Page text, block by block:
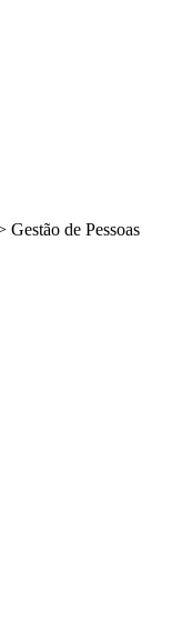
Gestão de Pessoas